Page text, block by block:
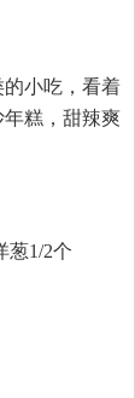
小吃，看着
糕，甜辣爽
1/2个